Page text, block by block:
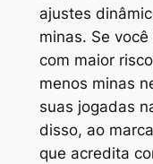
ajustes
minas. Se
com maior
menos minas
suas jogadas
disso, ao
que acredita